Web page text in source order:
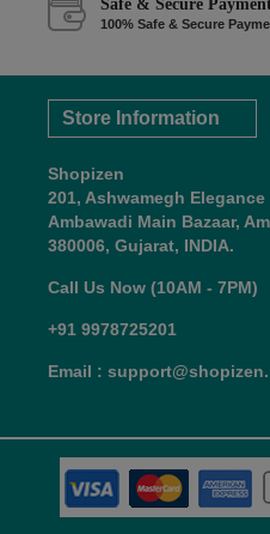
Safe & Secure
100% Safe & Secure
Store Information
Shopizen
201, Ashwamegh
Ambawadi Main Bazaar,
380006, Gujarat, INDIA.
Call Us Now (10AM - 7PM)
+91 9978725201
Email :